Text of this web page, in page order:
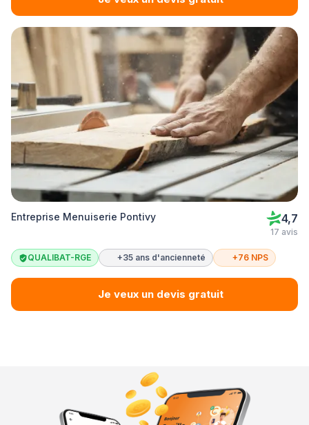
Entreprise Menuiserie Pontivy 4,7
17 avis
QUALIBAT-RGE +35 ans d'ancienneté +76 NPS
Je veux un devis gratuit